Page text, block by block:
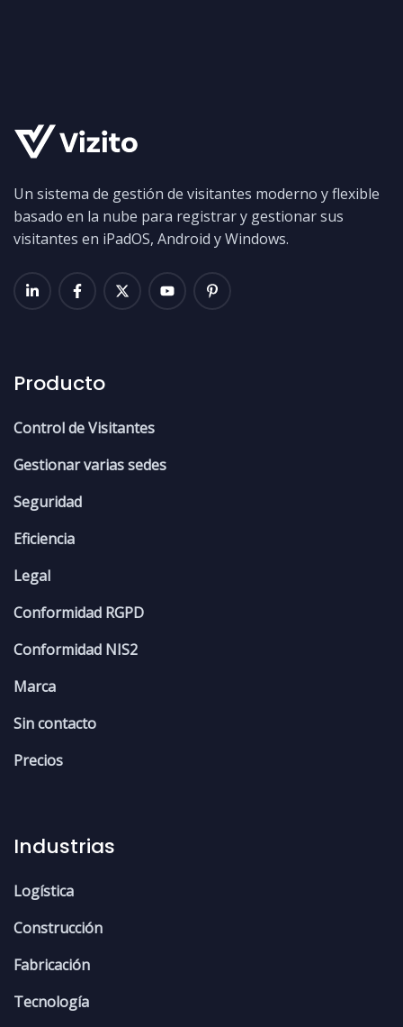
Un sistema de gestión de visitantes moderno y flexible
basado en la nube para registrar y gestionar sus
visitantes en iPadOS, Android y Windows.
Producto
Control de Visitantes
Gestionar varias sedes
Seguridad
Eficiencia
Legal
Conformidad RGPD
Conformidad NIS2
Marca
Sin contacto
Precios
Industrias
Logística
Construcción
Fabricación
Tecnología